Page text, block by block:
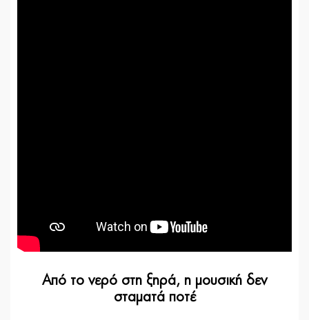
Από το νερό στη ξηρά, η μουσική δεν
σταματά ποτέ